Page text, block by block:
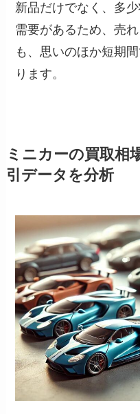
新品だけでなく、多
需要があるため、売
も、思いのほか短期
ります。
ミニカーの買取相
引データを分析